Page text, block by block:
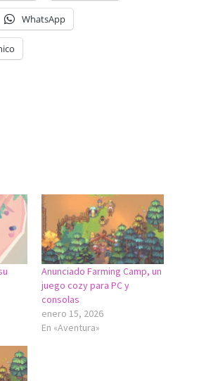
WhatsApp
Anunciado Farming Camp, un
juego cozy para PC y
consolas
enero 15, 2026
En «Aventura»